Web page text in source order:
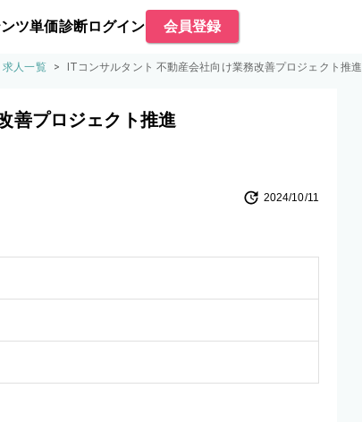
ツ単価診断ログイン 会員登録
求人一覧 > ITコンサルタント 不動産会社向け業務改善プロジェクト推進
善プロジェクト推進
2024/10/11